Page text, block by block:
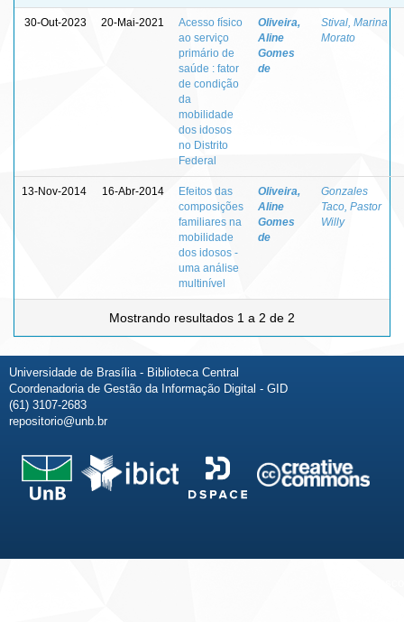
30-Out-2023 20-Mai-2021
Acesso físico
ao serviço
primário de
saúde : fator
de condição
da
mobilidade
dos idosos
no Distrito
Federal
Oliveira,
Aline
Gomes
de
Stival, Marina
Morato
13-Nov-2014 16-Abr-2014
Efeitos das
composições
familiares na
mobilidade
dos idosos -
uma análise
multinível
Oliveira,
Aline
Gomes
de
Gonzales
Taco, Pastor
Willy
Mostrando resultados 1 a 2 de 2
Universidade de Brasília - Biblioteca Central
Coordenadoria de Gestão da Informação Digital - GID
(61) 3107-2683
repositorio@unb.br